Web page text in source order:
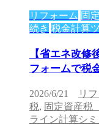
リフォーム 固
続き 税金計算
【省エネ改修
フォームで税
2026/6/21 リ
税, 固定資産税
ライン計算シ